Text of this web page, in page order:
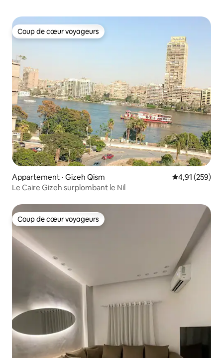
Coup de cœur voyageurs
Coup de cœur voyageurs
Appartement ⋅ Gizeh Qism Évaluation
4,91 (259)
Le Caire Gizeh surplombant le Nil
Coup de cœur voyageurs
Coup de cœur voyageurs